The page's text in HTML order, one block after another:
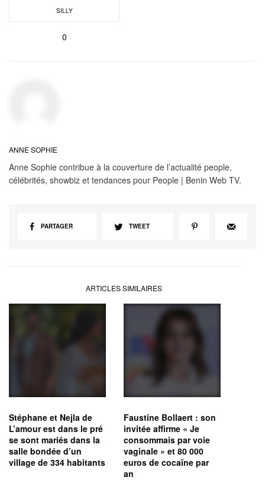
SILLY
0
ANNE SOPHIE
Anne Sophie contribue à la couverture de l’actualité people,
célébrités, showbiz et tendances pour People | Benin Web TV.
PARTAGER TWEET
ARTICLES SIMILAIRES
Stéphane et Nejla de
L’amour est dans le pré
se sont mariés dans la
salle bondée d’un
village de 334 habitants
Faustine Bollaert : son
invitée affirme « Je
consommais par voie
vaginale » et 80 000
euros de cocaïne par
an